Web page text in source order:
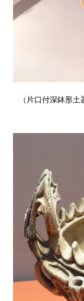
（片口付深鉢形